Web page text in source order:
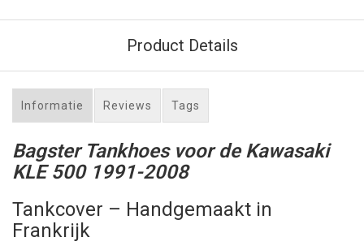
Product Details
Informatie Reviews Tags
Bagster Tankhoes voor de Kawasaki
KLE 500 1991-2008
Tankcover – Handgemaakt in
Frankrijk